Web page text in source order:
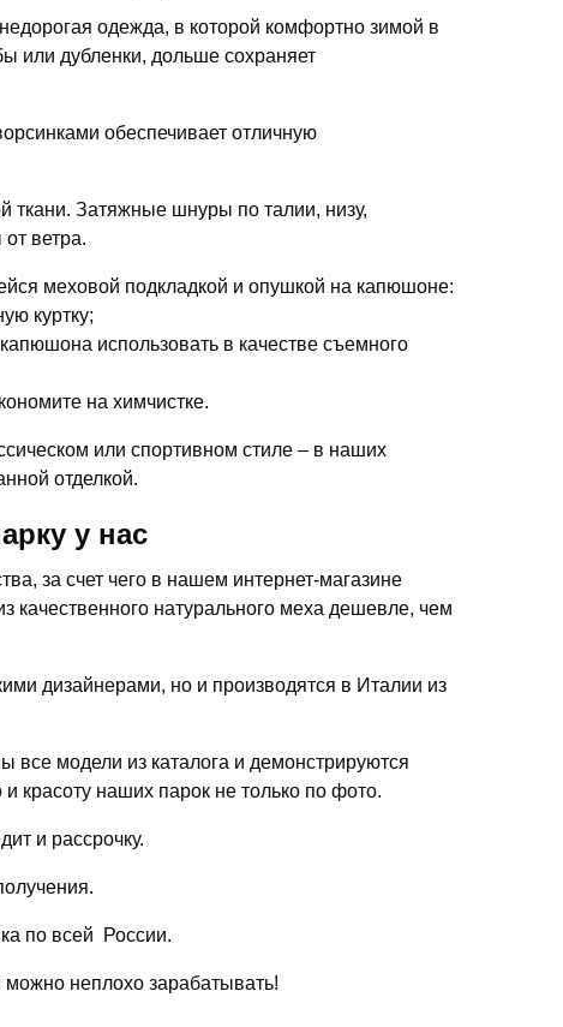
одежда, в которой комфортно зимой в
или дубленки, дольше сохраняет
обеспечивает отличную
ткани. Затяжные шнуры по талии, низу,
ветра.
меховой подкладкой и опушкой на капюшоне:
куртку;
использовать в качестве съемного
на химчистке.
или спортивном стиле – в наших
отделкой.
у нас
за счет чего в нашем интернет-магазине
качественного натурального меха дешевле, чем
дизайнерами, но и производятся в Италии из
модели из каталога и демонстрируются
красоту наших парок не только по фото.
и рассрочку.
по всей России.
можно неплохо зарабатывать!